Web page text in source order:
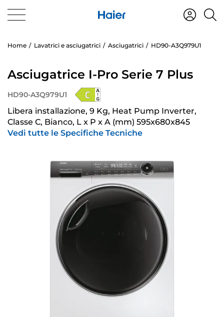
Home Lavatrici e asciugatrici Asciugatrici HD90-A3Q979U1
Asciugatrice I-Pro Serie 7 Plus
HD90-A3Q979U1
Libera installazione, 9 Kg, Heat Pump Inverter,
Classe C, Bianco, L x P x A (mm) 595x680x845
Vedi tutte le Specifiche Tecniche